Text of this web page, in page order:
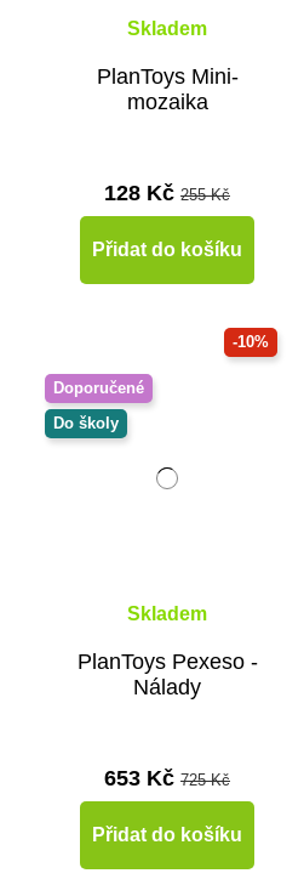
Skladem
PlanToys Mini-
mozaika
128 Kč 255 Kč
Přidat do košíku
-10%
Doporučené
Do školy
Skladem
PlanToys Pexeso -
Nálady
653 Kč 725 Kč
Přidat do košíku